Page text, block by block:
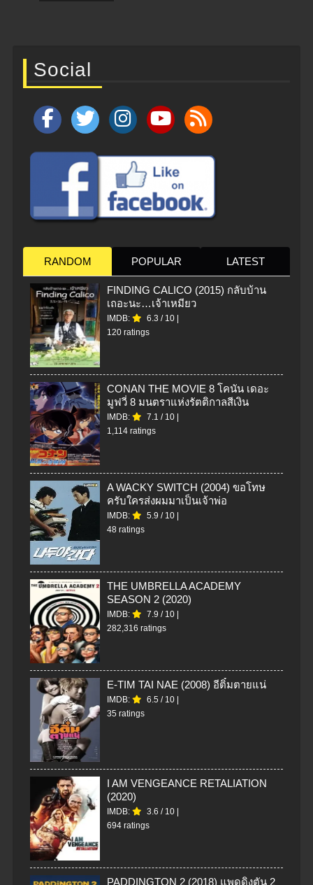
Social
RANDOM POPULAR LATEST
FINDING CALICO (2015) กลับบ้าน
เถอะนะ…เจ้าเหมียว
IMDB: 6.3 / 10
120 ratings
CONAN THE MOVIE 8 โคนัน เดอะ
มูฟวี่ 8 มนตราแห่งรัตติกาลสีเงิน
IMDB: 7.1 / 10
1,114 ratings
A WACKY SWITCH (2004) ขอโทษ
ครับใครส่งผมมาเป็นเจ้าพ่อ
IMDB: 5.9 / 10
48 ratings
THE UMBRELLA ACADEMY
SEASON 2 (2020)
IMDB: 7.9 / 10
282,316 ratings
E-TIM TAI NAE (2008) อีติ๋มตายแน่
IMDB: 6.5 / 10
35 ratings
I AM VENGEANCE RETALIATION
(2020)
IMDB: 3.6 / 10
694 ratings
PADDINGTON 2 (2018) แพดดิงตัน 2